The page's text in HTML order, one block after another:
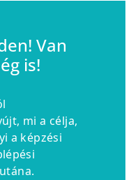
Van
is!
mi a célja,
a képzési